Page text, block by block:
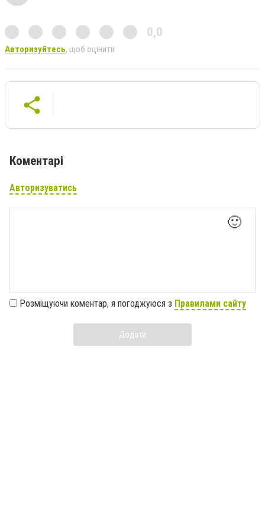
0,0
Авторизуйтесь, щоб оцінити
Коментарі
Авторизуватись
🙂
Розміщуючи коментар, я погоджуюся з Правилами сайту
Додати